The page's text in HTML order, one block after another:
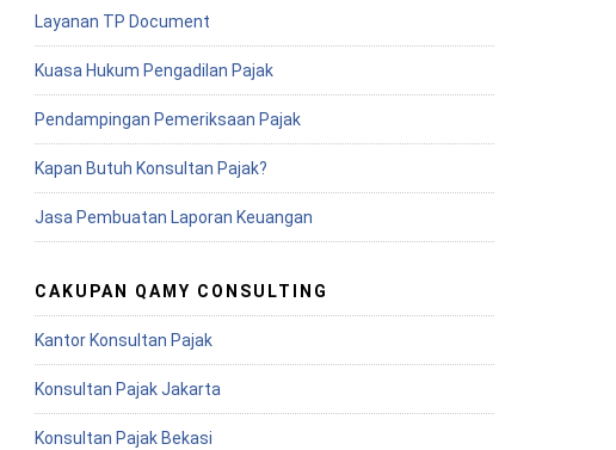
Layanan TP Document
Kuasa Hukum Pengadilan Pajak
Pendampingan Pemeriksaan Pajak
Kapan Butuh Konsultan Pajak?
Jasa Pembuatan Laporan Keuangan
CAKUPAN QAMY CONSULTING
Kantor Konsultan Pajak
Konsultan Pajak Jakarta
Konsultan Pajak Bekasi